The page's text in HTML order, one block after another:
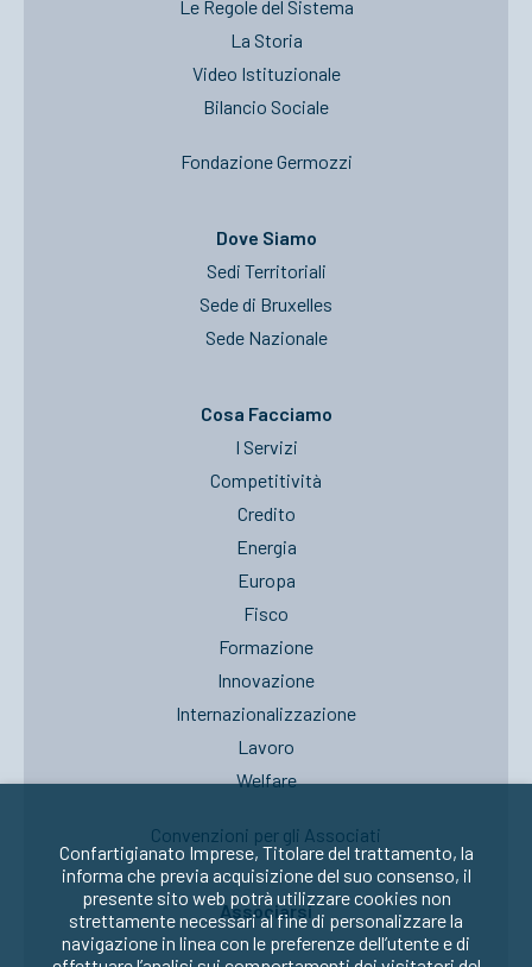
Le Regole del Sistema
La Storia
Video Istituzionale
Bilancio Sociale
Fondazione Germozzi
Dove Siamo
Sedi Territoriali
Sede di Bruxelles
Sede Nazionale
Cosa Facciamo
I Servizi
Competitività
Credito
Energia
Europa
Fisco
Formazione
Innovazione
Internazionalizzazione
Lavoro
Welfare
Convenzioni per gli Associati
Associarsi
Confartigianato Imprese, Titolare del trattamento, la
informa che previa acquisizione del suo consenso, il
presente sito web potrà utilizzare cookies non
strettamente necessari al fine di personalizzare la
navigazione in linea con le preferenze dell’utente e di